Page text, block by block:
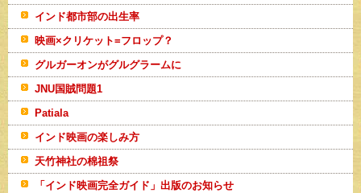
インド都市部の出生率
映画×クリケット=フロップ？
グルガーオンがグルグラームに
JNU国賊問題1
Patiala
インド映画の楽しみ方
天竹神社の棉祖祭
「インド映画完全ガイド」出版のお知らせ